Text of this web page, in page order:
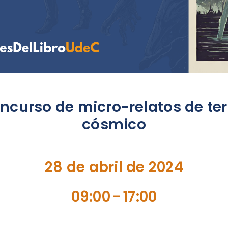
de micro-relatos de
cósmico
28 de abril de 2024
09:00-17:00